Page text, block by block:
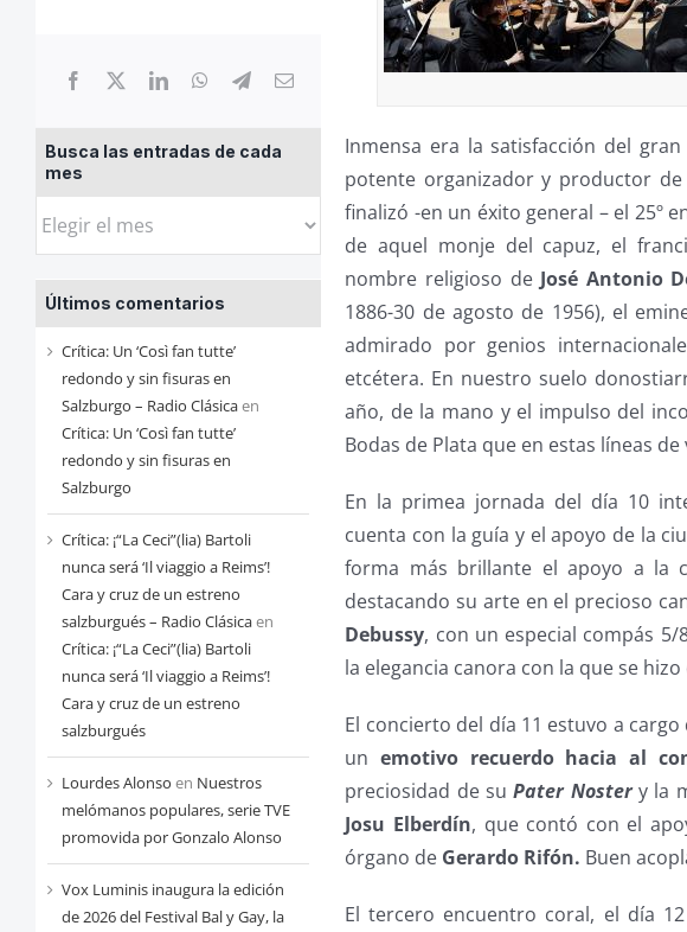
Busca las entradas de cada
mes
Busca
entradas
de
cada
mes
Últimos comentarios
Crítica: Un ‘Così fan tutte’
redondo y sin fisuras en
Salzburgo – Radio Clásicaen
Crítica: Un ‘Così fan tutte’
redondo y sin fisuras en
Salzburgo
Crítica: ¡“La Ceci”(lia) Bartoli
nunca será ‘Il viaggio a Reims’!
Cara y cruz de un estreno
salzburgués – Radio Clásicaen
Crítica: ¡“La Ceci”(lia) Bartoli
nunca será ‘Il viaggio a Reims’!
Cara y cruz de un estreno
salzburgués
Lourdes Alonso en Nuestros
melómanos populares, serie TVE
promovida por Gonzalo Alonso
Vox Luminis inaugura la edición
de 2026 del Festival Bal y Gay, la
Inmensa era la satisfacción del gran
potente organizador y productor de
finalizó -en un éxito general – el 25º
de aquel monje del capuz, el
nombre religioso de José Antonio
1886-30 de agosto de 1956), el
admirado por genios
etcétera. En nuestro suelo
año, de la mano y el impulso del
Bodas de Plata que en estas líneas de
En la primea jornada del día 10
cuenta con la guía y el apoyo de la
forma más brillante el apoyo a la
destacando su arte en el precioso
Debussy, con un especial compás 5/
la elegancia canora con la que se
El concierto del día 11 estuvo a cargo
unemotivo recuerdo hacia al
preciosidad de suPater Nostery la
Josu Elberdín, que contó con el
órgano de Gerardo Rifón. Buen
El tercero encuentro coral, el día